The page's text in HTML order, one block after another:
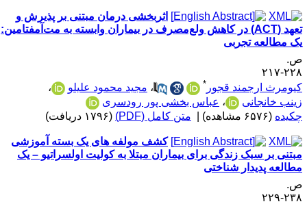
اثربخشی درمان مبتنی بر پذیرش و
تعهد (ACT) در کاهش ولع‌مصرف در بیماران وابسته به مت‌آمفتامین:
مطالعه تجربی
۲۱۷
ارجمند قجور
،مجید محمود علیلو
،
خانجانی
،عباس بخشی پور رودسری
(۶۵۷۶ مشاهده) | متن کامل (PDF) (۱۷۹۶ دریافت)
کشف مولفه های یک بسته آموزشی
بر سبک زندگی برای بیماران مبتلا به کولیت اولسراتیو – یک
پدیدار شناختی
۲۲۹